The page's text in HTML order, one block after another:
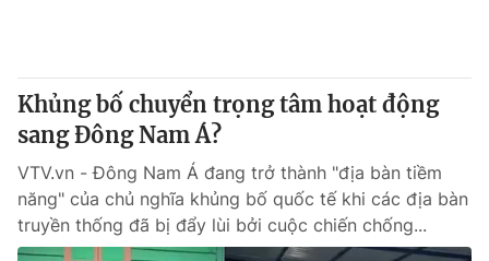
® Cấm sao chép dưới mọi hình thức nếu không có sự chấp
thuận bằng văn bản. Ghi rõ nguồn VTV.vn khi phát hành lại
thông tin từ website này.
Khủng bố chuyển trọng tâm hoạt động
sang Đông Nam Á?
VTV.vn - Đông Nam Á đang trở thành "địa bàn tiềm
năng" của chủ nghĩa khủng bố quốc tế khi các địa bàn
truyền thống đã bị đẩy lùi bởi cuộc chiến chống...